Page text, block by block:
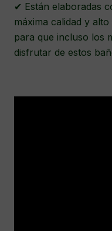
✔ Están elaboradas
máxima calidad y
para que incluso los
disfrutar de estos